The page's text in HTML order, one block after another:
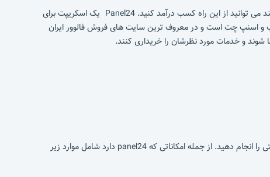
امروزه بسیاری از پیج های اینستاگرام به دنبال روش های افزایش فالور، لایک و بازدید هستند و با توجه به افراد زیادی که دارای پیج اینستاگرام هستند می توانید از این راه کسب درآمد کنید. Panel24 یک اسکریپت برای
و اسنپ چت است و در معروف ترین سایت های فروش فالوور ایران
و خدمات مورد نظرشان را خریداری کنند.
پنل ۲۴ دارای امکانات فوق العاده‌ای است که بسیاری از کارها را به صورت خودکار برای شما انجام می‌دهد؛ فقط کافیست تنظیمات بخش های مدیریتی را انجام دهید. از جمله امکاناتی که panel24 دارد شامل موارد زیر